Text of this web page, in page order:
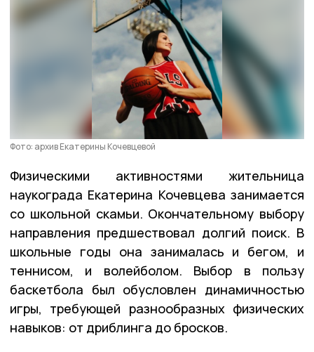
Фото: архив Екатерины Кочевцевой
Физическими активностями жительница
наукограда Екатерина Кочевцева занимается
со школьной скамьи. Окончательному выбору
направления предшествовал долгий поиск. В
школьные годы она занималась и бегом, и
теннисом, и волейболом. Выбор в пользу
баскетбола был обусловлен динамичностью
игры, требующей разнообразных физических
навыков: от дриблинга до бросков.